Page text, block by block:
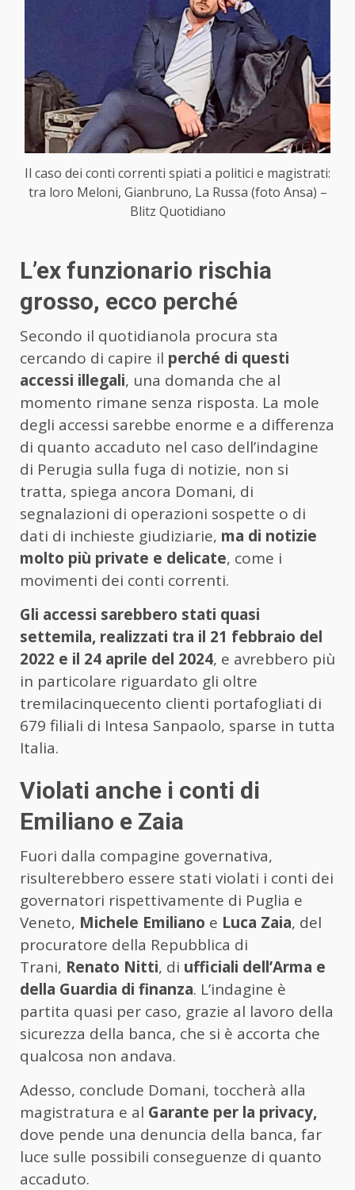
Il caso dei conti correnti spiati a politici e magistrati:
tra loro Meloni, Gianbruno, La Russa (foto Ansa) –
Blitz Quotidiano
L’ex funzionario rischia
grosso, ecco perché
Secondo il quotidianola procura sta
cercando di capire il perché di questi
accessi illegali, una domanda che al
momento rimane senza risposta. La mole
degli accessi sarebbe enorme e a differenza
di quanto accaduto nel caso dell’indagine
di Perugia sulla fuga di notizie, non si
tratta, spiega ancora Domani, di
segnalazioni di operazioni sospette o di
dati di inchieste giudiziarie, ma di notizie
molto più private e delicate, come i
movimenti dei conti correnti.
Gli accessi sarebbero stati quasi
settemila, realizzati tra il 21 febbraio del
2022 e il 24 aprile del 2024, e avrebbero più
in particolare riguardato gli oltre
tremilacinquecento clienti portafogliati di
679 filiali di Intesa Sanpaolo, sparse in tutta
Italia.
Violati anche i conti di
Emiliano e Zaia
Fuori dalla compagine governativa,
risulterebbero essere stati violati i conti dei
governatori rispettivamente di Puglia e
Veneto, Michele Emiliano e Luca Zaia, del
procuratore della Repubblica di
Trani, Renato Nitti, di ufficiali dell’Arma e
della Guardia di finanza. L’indagine è
partita quasi per caso, grazie al lavoro della
sicurezza della banca, che si è accorta che
qualcosa non andava.
Adesso, conclude Domani, toccherà alla
magistratura e al Garante per la privacy,
dove pende una denuncia della banca, far
luce sulle possibili conseguenze di quanto
accaduto.